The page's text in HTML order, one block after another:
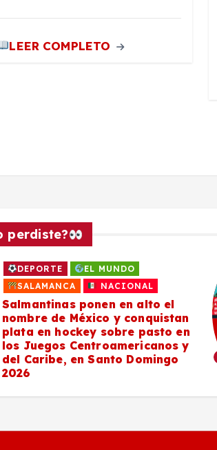
LEER COMPLETO
perdiste?
DEPORTE
EL MUNDO
SALAMANCA
NACIONAL
Salmantinas ponen en alto el
nombre de México y conquistan
plata en hockey sobre pasto en
los Juegos Centroamericanos y
del Caribe, en Santo Domingo
2026